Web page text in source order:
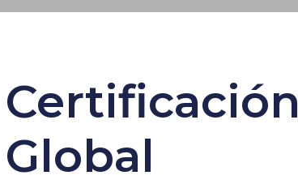
Certificación
Global